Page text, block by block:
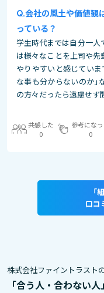
会社の風土や価値観
っている？
学生時代までは自分一
は様々なことを上司や
やりやすいと感じてい
な事も分からないのか｣
の方々だったら遠慮せず
共感した
0
参考にな
0
「
口コ
株式会社ファイントラスト
「合う人・合わない人」